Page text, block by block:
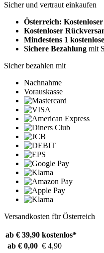
Sicher und vertraut einkaufen
Österreich:
Kostenloser
Mindestens 1
Sichere Bezahlung mit
Sicher bezahlen mit
Nachnahme
Vorauskasse
Versandkosten für Österreich
ab € 39,90 kostenlos*
ab € 0,00 € 4,90